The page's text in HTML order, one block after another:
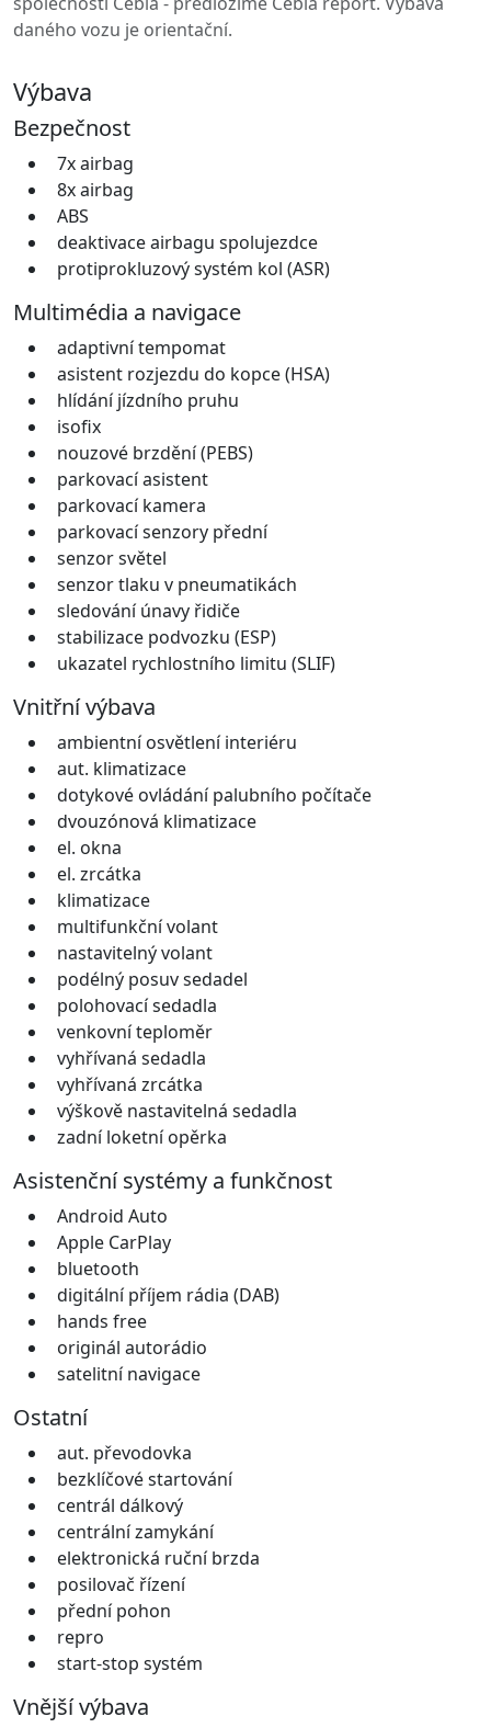
daného vozu je orientační.
Výbava
Bezpečnost
7x airbag
8x airbag
ABS
deaktivace airbagu spolujezdce
protiprokluzový systém kol (ASR)
Multimédia a navigace
adaptivní tempomat
asistent rozjezdu do kopce (HSA)
hlídání jízdního pruhu
isofix
nouzové brzdění (PEBS)
parkovací asistent
parkovací kamera
parkovací senzory přední
senzor světel
senzor tlaku v pneumatikách
sledování únavy řidiče
stabilizace podvozku (ESP)
ukazatel rychlostního limitu (SLIF)
Vnitřní výbava
ambientní osvětlení interiéru
aut. klimatizace
dotykové ovládání palubního počítače
dvouzónová klimatizace
el. okna
el. zrcátka
klimatizace
multifunkční volant
nastavitelný volant
podélný posuv sedadel
polohovací sedadla
venkovní teploměr
vyhřívaná sedadla
vyhřívaná zrcátka
výškově nastavitelná sedadla
zadní loketní opěrka
Asistenční systémy a funkčnost
Android Auto
Apple CarPlay
bluetooth
digitální příjem rádia (DAB)
hands free
originál autorádio
satelitní navigace
Ostatní
aut. převodovka
bezklíčové startování
centrál dálkový
centrální zamykání
elektronická ruční brzda
posilovač řízení
přední pohon
repro
start-stop systém
Vnější výbava